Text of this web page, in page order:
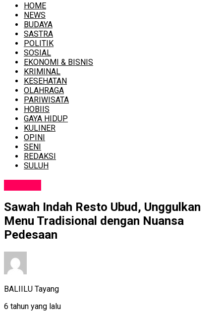
HOME
NEWS
BUDAYA
SASTRA
POLITIK
SOSIAL
EKONOMI & BISNIS
KRIMINAL
KESEHATAN
OLAHRAGA
PARIWISATA
HOBIIS
GAYA HIDUP
KULINER
OPINI
SENI
REDAKSI
SULUH
Sawah Indah Resto Ubud, Unggulkan
Menu Tradisional dengan Nuansa
Pedesaan
BALIILU Tayang
6 tahun yang lalu